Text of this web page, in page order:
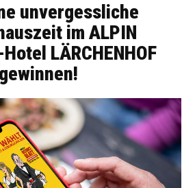
unvergessliche
im ALPIN
LÄRCHENHOF
gewinnen!